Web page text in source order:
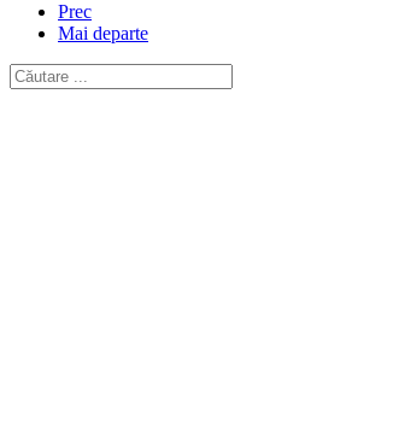
Prec
Mai departe